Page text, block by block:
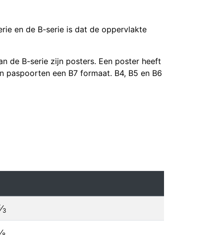
en de B-serie is dat de oppervlakte
de B-serie zijn posters. Een poster heeft
een B7 formaat. B4, B5 en B6
⁄3
⁄